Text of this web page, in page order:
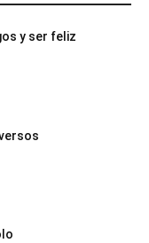
y ser feliz